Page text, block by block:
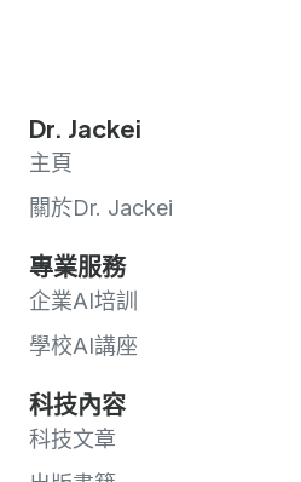
Dr. Jackei
主頁
關於Dr. Jackei
專業服務
企業AI培訓
學校AI講座
科技內容
科技文章